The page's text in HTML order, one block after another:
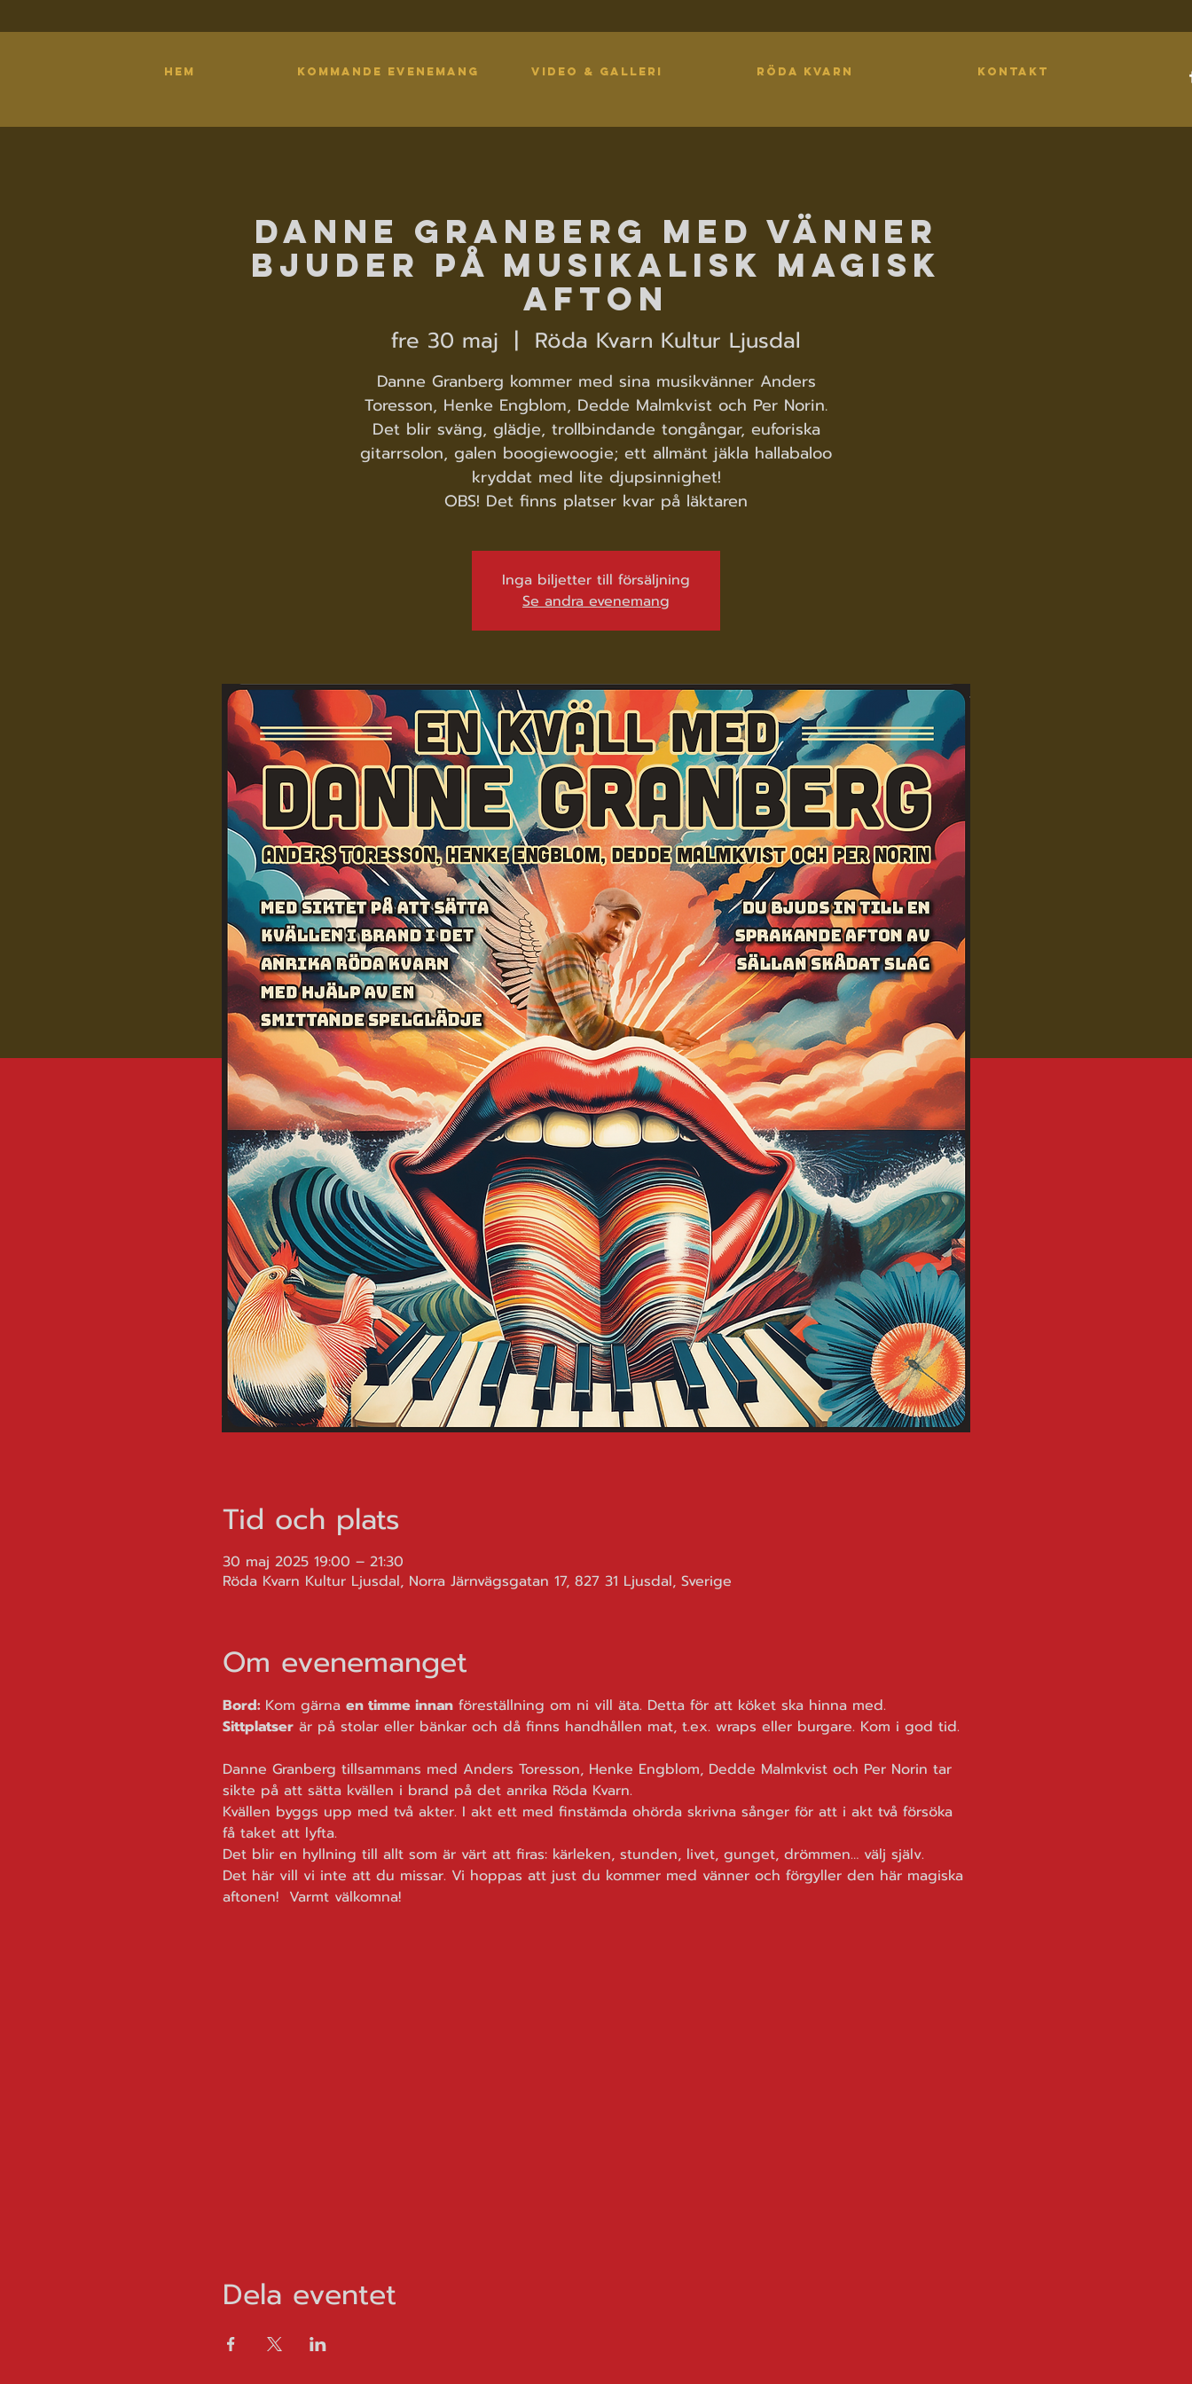
HEM KOMMANDE EVENEMANG VIDEO & GALLERI RÖDA KVARN KONTAKT
Danne Granberg med vänner
bjuder på musikalisk magisk
afton
fre 30 maj
  |
Röda Kvarn Kultur Ljusdal
Danne Granberg kommer med sina musikvänner Anders
Toresson, Henke Engblom, Dedde Malmkvist och Per Norin.
Det blir sväng, glädje, trollbindande tongångar, euforiska
gitarrsolon, galen boogiewoogie; ett allmänt jäkla hallabaloo
kryddat med lite djupsinnighet!
OBS! Det finns platser kvar på läktaren
Inga biljetter till försäljning
Se andra evenemang
Tid och plats
30 maj 2025 19:00 – 21:30
Röda Kvarn Kultur Ljusdal, Norra Järnvägsgatan 17, 827 31 Ljusdal, Sverige
Om evenemanget
Bord: Kom gärna en timme innan föreställning om ni vill äta. Detta för att köket ska hinna med.
Sittplatser är på stolar eller bänkar och då finns handhållen mat, t.ex. wraps eller burgare. Kom i god tid.
Danne Granberg tillsammans med Anders Toresson, Henke Engblom, Dedde Malmkvist och Per Norin tar
sikte på att sätta kvällen i brand på det anrika Röda Kvarn.
Kvällen byggs upp med två akter. I akt ett med finstämda ohörda skrivna sånger för att i akt två försöka
få taket att lyfta.
Det blir en hyllning till allt som är värt att firas: kärleken, stunden, livet, gunget, drömmen… välj själv.
Det här vill vi inte att du missar. Vi hoppas att just du kommer med vänner och förgyller den här magiska
aftonen!  Varmt välkomna!
Dela eventet